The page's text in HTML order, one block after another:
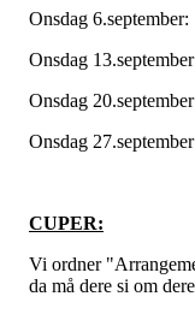
Onsdag
Onsdag
Onsdag
Onsdag
CUPER:
Vi ordner
da må dere si om